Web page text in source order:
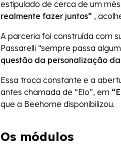
estipulado de cerca de um
realmente fazer juntos” ,
A parceria foi construída com
Passarelli “sempre passa
questão da personalização
Essa troca constante e a
antes chamada de “Elo”, em
que a Beehome disponibilizou.
Os módulos